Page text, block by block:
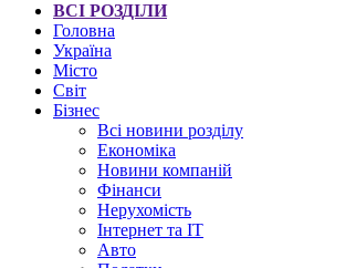
ВСІ РОЗДІЛИ
Головна
Україна
Місто
Світ
Бізнес
Всі новини розділу
Економіка
Новини компаній
Фінанси
Нерухомість
Інтернет та IT
Авто